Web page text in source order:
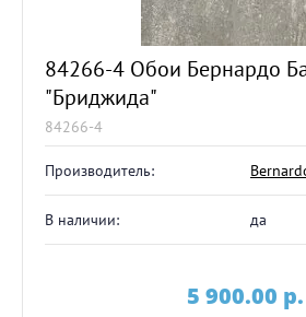
84266-4 Обои Бернардо
"Бриджида"
84266-4
Производитель:
В наличии: да
5 900.00 p.